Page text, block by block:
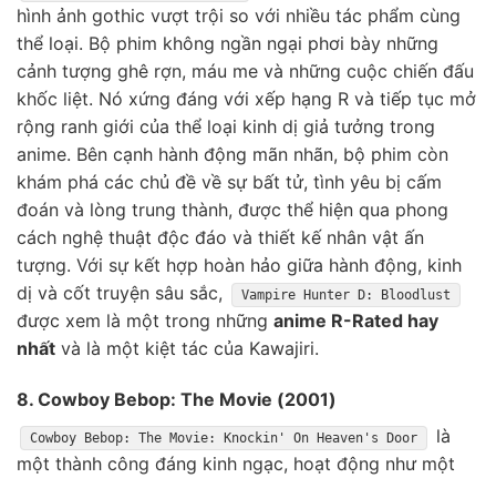
hình ảnh gothic vượt trội so với nhiều tác phẩm cùng
thể loại. Bộ phim không ngần ngại phơi bày những
cảnh tượng ghê rợn, máu me và những cuộc chiến đấu
khốc liệt. Nó xứng đáng với xếp hạng R và tiếp tục mở
rộng ranh giới của thể loại kinh dị giả tưởng trong
anime. Bên cạnh hành động mãn nhãn, bộ phim còn
khám phá các chủ đề về sự bất tử, tình yêu bị cấm
đoán và lòng trung thành, được thể hiện qua phong
cách nghệ thuật độc đáo và thiết kế nhân vật ấn
tượng. Với sự kết hợp hoàn hảo giữa hành động, kinh
dị và cốt truyện sâu sắc,
Vampire Hunter D: Bloodlust
được xem là một trong những anime R-Rated hay
nhất và là một kiệt tác của Kawajiri.
8. Cowboy Bebop: The Movie (2001)
Cowboy Bebop: The Movie: Knockin' On Heaven's Door
là
một thành công đáng kinh ngạc, hoạt động như một